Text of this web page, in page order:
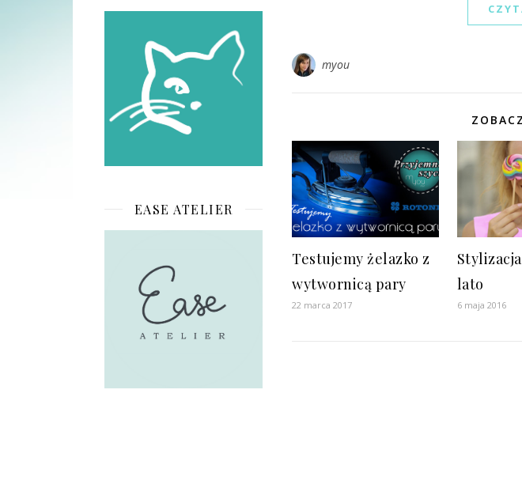
EASE ATELIER
myou
Testujemy żelazko z
wytwornicą pary
22 marca 2017
lato
6 maja 2016